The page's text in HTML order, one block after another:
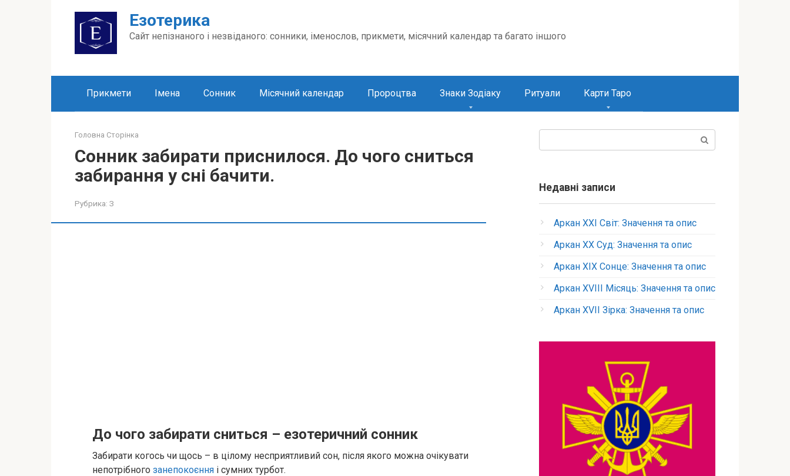
Езотерика
Сайт непізнаного і незвіданого: сонники, іменослов, прикмети, місячний календар та багато іншого
Прикмети Імена Сонник Місячний календар Пророцтва Знаки Зодіаку Ритуали Карти Таро
Головна Сторінка
Сонник забирати приснилося. До чого сниться
забирання у сні бачити.
Рубрика: З
До чого забирати сниться – езотеричний сонник
Забирати когось чи щось – в цілому несприятливий сон, після якого можна очікувати
непотрібного занепокоєння і сумних турбот.
Недавні записи
Аркан XXI Світ: Значення та опис
Аркан XX Суд: Значення та опис
Аркан XIX Сонце: Значення та опис
Аркан XVIII Місяць: Значення та опис
Аркан XVII Зірка: Значення та опис